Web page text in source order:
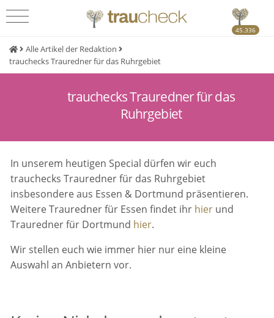
45.336
Alle Artikel der Redaktion
trauchecks Trauredner für das Ruhrgebiet
trauchecks Trauredner für das
Ruhrgebiet
In unserem heutigen Special dürfen wir euch
trauchecks Trauredner für das Ruhrgebiet
insbesondere aus Essen & Dortmund präsentieren.
Weitere Trauredner für Essen findet ihr hier und
Trauredner für Dortmund hier.
Wir stellen euch wie immer hier nur eine kleine
Auswahl an Anbietern vor.